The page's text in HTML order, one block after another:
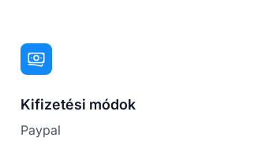
Kifizetési módok
Paypal